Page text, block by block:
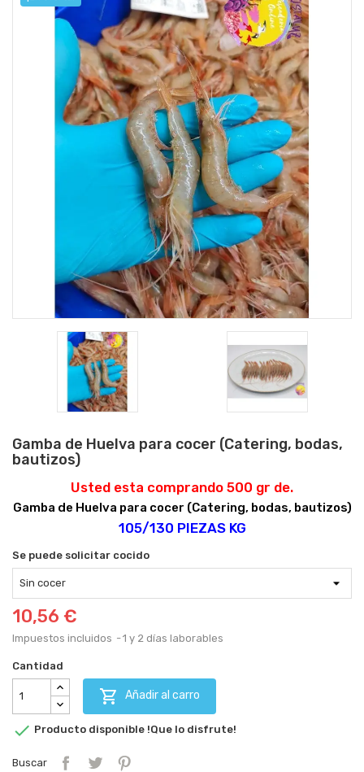
Gamba de Huelva para cocer (Catering, bodas,
bautizos)
Usted esta comprando 500 gr de.
Gamba de Huelva para cocer (Catering, bodas, bautizos)
105/130 PIEZAS KG
Se puede solicitar cocido
10,56 €
Impuestos incluidos 1 y 2 días laborables
Cantidad
 Añadir al carro
 Producto disponible !Que lo disfrute!
Buscar